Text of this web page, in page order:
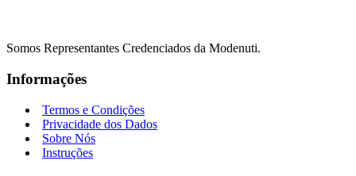
Somos Representantes Credenciados da Modenuti.
Informações
Termos e Condições
Privacidade dos Dados
Sobre Nós
Instruções